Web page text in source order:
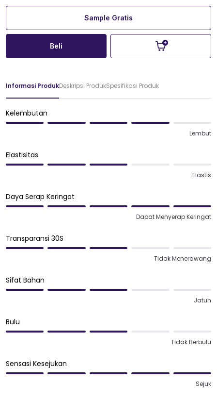
Sample Gratis
Beli
Informasi ProdukDeskripsi ProdukSpesifikasi Produk
Kelembutan
Lembut
Elastisitas
Elastis
Daya Serap Keringat
Dapat Menyerap Keringat
Transparansi 30S
Tidak Menerawang
Sifat Bahan
Jatuh
Bulu
Tidak Berbulu
Sensasi Kesejukan
Sejuk